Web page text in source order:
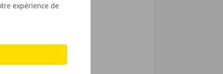
expérience de